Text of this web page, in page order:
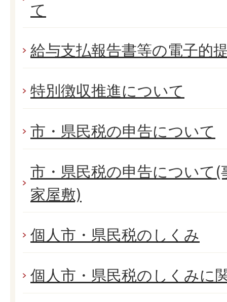
て
給与支払報告書等の電子的
特別徴収推進について
市・県民税の申告について
市・県民税の申告について(
家屋敷)
個人市・県民税のしくみ
個人市・県民税のしくみに